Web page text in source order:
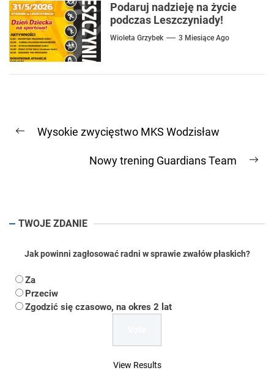
Podaruj nadzieję na życie
podczas Leszczyniady!
Wioleta Grzybek 3 Miesiące Ago
wpisu
Previous
Wysokie zwycięstwo MKS Wodzisław
Nowy trening Guardians Team
TWOJE ZDANIE
Jak powinni zagłosować radni w sprawie zwałów płaskich?
Za
Przeciw
Zgodzić się czasowo, na okres 2 lat
View Results